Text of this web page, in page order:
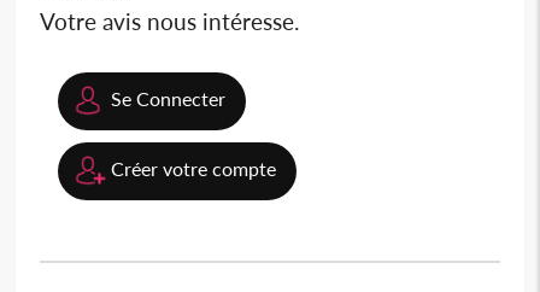
Votre avis nous intéresse.
Se Connecter
Créer votre compte